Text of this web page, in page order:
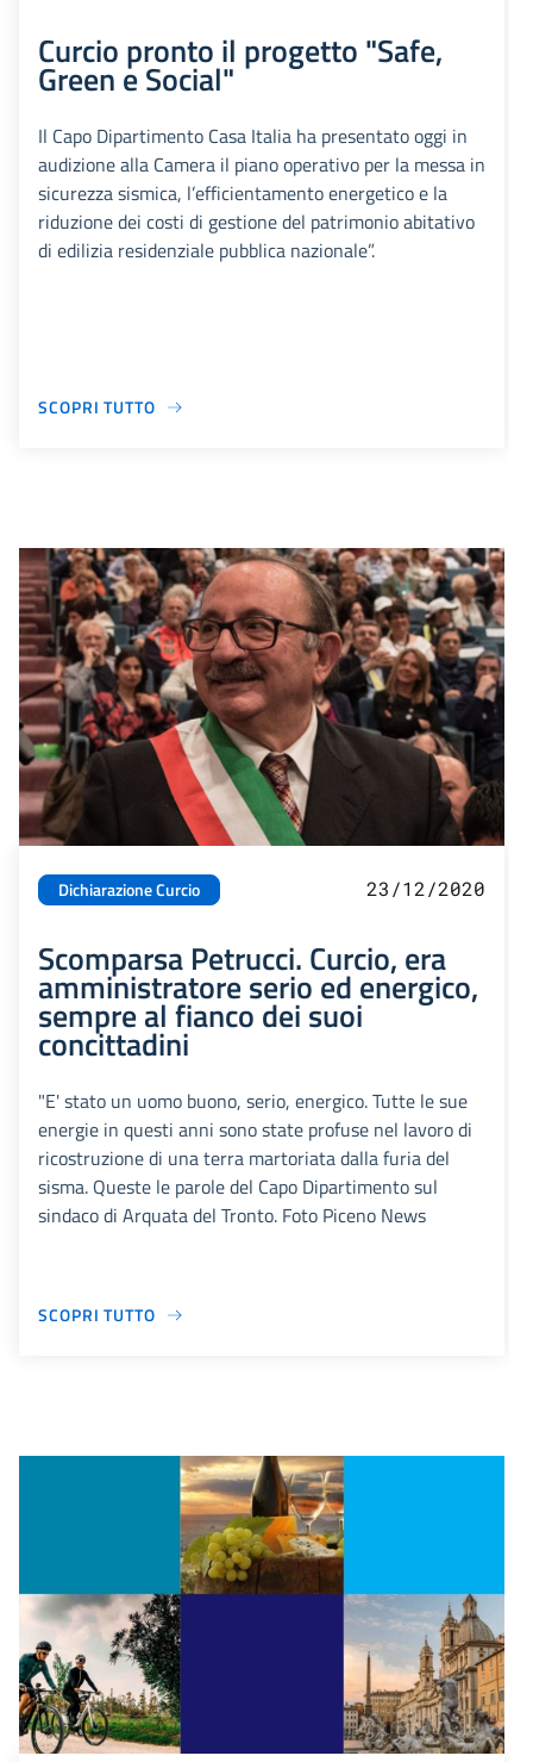
Curcio pronto il progetto "Safe,
Green e Social"
Il Capo Dipartimento Casa Italia ha presentato oggi in
audizione alla Camera il piano operativo per la messa in
sicurezza sismica, l’efficientamento energetico e la
riduzione dei costi di gestione del patrimonio abitativo
di edilizia residenziale pubblica nazionale”.
SCOPRI TUTTO
Dichiarazione Curcio 23/12/2020
Scomparsa Petrucci. Curcio, era
amministratore serio ed energico,
sempre al fianco dei suoi
concittadini
"E' stato un uomo buono, serio, energico. Tutte le sue
energie in questi anni sono state profuse nel lavoro di
ricostruzione di una terra martoriata dalla furia del
sisma. Queste le parole del Capo Dipartimento sul
sindaco di Arquata del Tronto. Foto Piceno News
SCOPRI TUTTO